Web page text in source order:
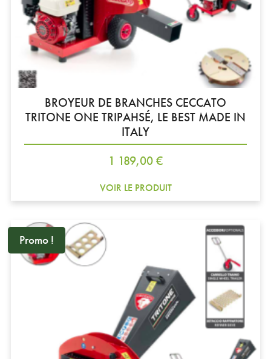
BROYEUR DE BRANCHES CECCATO
TRITONE ONE TRIPAHSÉ, LE BEST MADE IN
ITALY
Prix
1 189,00 €
VOIR LE PRODUIT
Promo !